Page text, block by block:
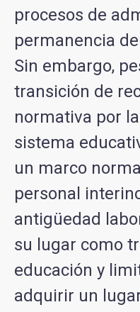
procesos de
permanencia
Sin embargo,
transición de
normativa por
sistema
un marco
personal
antigüedad
su lugar como
educación y
adquirir un